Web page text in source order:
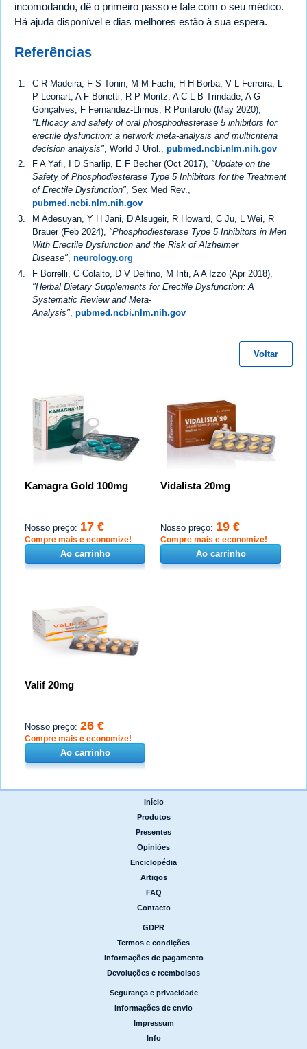
incomodando, dê o primeiro passo e fale com o seu médico.
Há ajuda disponível e dias melhores estão à sua espera.
Referências
C R Madeira, F S Tonin, M M Fachi, H H Borba, V L Ferreira, L
P Leonart, A F Bonetti, R P Moritz, A C L B Trindade, A G
Gonçalves, F Fernandez-Llimos, R Pontarolo (May 2020),
"Efficacy and safety of oral phosphodiesterase 5 inhibitors for
erectile dysfunction: a network meta-analysis and multicriteria
decision analysis" , World J Urol., pubmed.ncbi.nlm.nih.gov
F A Yafi, I D Sharlip, E F Becher (Oct 2017), "Update on the
Safety of Phosphodiesterase Type 5 Inhibitors for the Treatment
of Erectile Dysfunction", Sex Med Rev.,
pubmed.ncbi.nlm.nih.gov
M Adesuyan, Y H Jani, D Alsugeir, R Howard, C Ju, L Wei, R
Brauer (Feb 2024), "Phosphodiesterase Type 5 Inhibitors in Men
With Erectile Dysfunction and the Risk of Alzheimer
Disease", neurology.org
F Borrelli, C Colalto, D V Delfino, M Iriti, A A Izzo (Apr 2018),
"Herbal Dietary Supplements for Erectile Dysfunction: A
Systematic Review and Meta-
Analysis", pubmed.ncbi.nlm.nih.gov
Voltar
Kamagra Gold 100mg
Nosso preço: 17 €
Compre mais e economize!
Ao carrinho
Vidalista 20mg
Nosso preço: 19 €
Compre mais e economize!
Ao carrinho
Valif 20mg
Nosso preço: 26 €
Compre mais e economize!
Ao carrinho
Início
Produtos
Presentes
Opiniões
Enciclopédia
Artigos
FAQ
Contacto
GDPR
Termos e condições
Informações de pagamento
Devoluções e reembolsos
Segurança e privacidade
Informações de envio
Impressum
Info